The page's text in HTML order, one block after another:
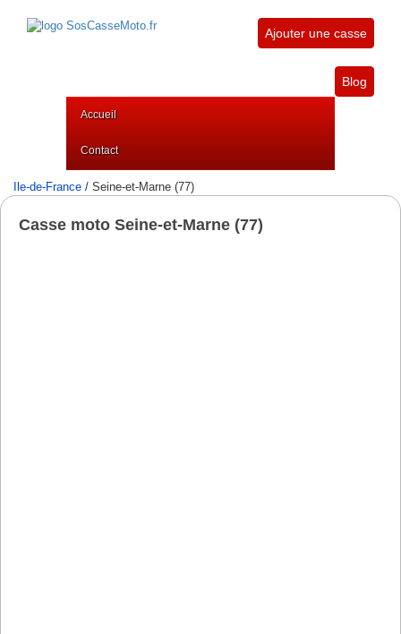
Ajouter une casse
Blog
Accueil
Contact
Ile-de-France / Seine-et-Marne (77)
Casse moto Seine-et-Marne (77)